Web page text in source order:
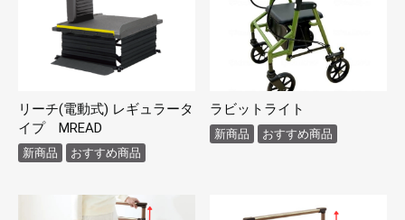
リーチ(電動式) レギュラータ
イプ MREAD
新商品 おすすめ商品
ラビットライト
新商品 おすすめ商品